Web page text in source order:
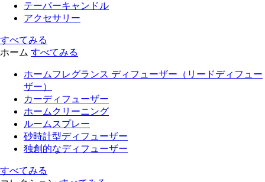
テーパーキャンドル
アクセサリー
すべてみる
ホーム すべてみる
ホームフレグランス ディフューザー（リードディフュー
ザー）
カーディフューザー
ホームクリーニング
ルームスプレー
砂時計型ディフューザー
独創的なディフューザー
すべてみる